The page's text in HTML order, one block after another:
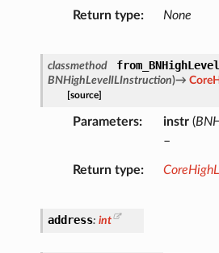
Return type None
classmethod
BNHighLevelILInstruction)→
[source]
Parameters instr(
–
Return type
address: int